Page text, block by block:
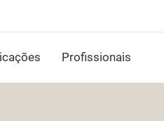
Profissionais